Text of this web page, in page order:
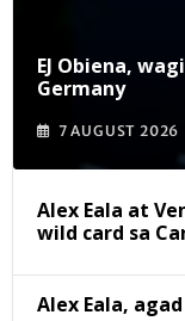
EJ Obiena,
Germany
7 AUGUST 2026
Alex Eala at
wild card sa
Alex Eala,